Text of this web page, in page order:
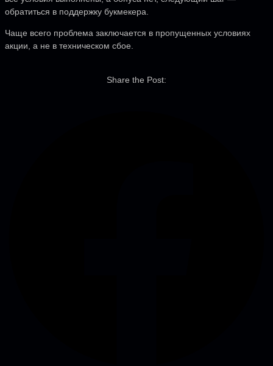
обратиться в поддержку букмекера.
Чаще всего проблема заключается в пропущенных условиях
акции, а не в техническом сбое.
Share the Post: